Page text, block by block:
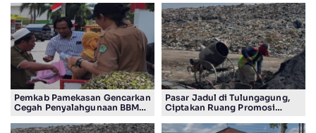
Pemkab Pamekasan Gencarkan
Cegah Penyalahgunaan BBM
Nelayan
Pasar Jadul di Tulungagung,
Ciptakan Ruang Promosi